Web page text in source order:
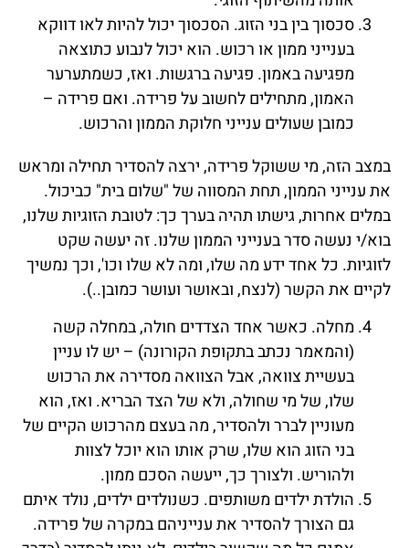
סכסוך בין בני הזוג. הסכסוך יכול להיות לאו דווקא
בענייני ממון או רכוש. הוא יכול לנבוע כתוצאה
מפגיעה באמון. פגיעה ברגשות. ואז, כשמתערער
האמון, מתחילים לחשוב על פרידה. ואם פרידה –
כמובן שעולים ענייני חלוקת הממון והרכוש.
במצב הזה, מי ששוקל פרידה, ירצה להסדיר תחילה ומראש
את ענייני הממון, תחת המסווה של "שלום בית" כביכול.
במלים אחרות, גישתו תהיה בערך כך: לטובת הזוגיות שלנו,
בוא/י נעשה סדר בענייני הממון שלנו. זה יעשה שקט
לזוגיות. כל אחד ידע מה שלו, ומה לא שלו וכו', וכך נמשיך
לקיים את הקשר (לנצח, ובאושר ועושר כמובן..).
מחלה. כאשר אחד הצדדים חולה, במחלה קשה
(והמאמר נכתב בתקופת הקורונה) – יש לו עניין
בעשיית צוואה, אבל הצוואה מסדירה את הרכוש
שלו, של מי שחולה, ולא של הצד הבריא. ואז, הוא
מעוניין לברר ולהסדיר, מה בעצם מהרכוש הקיים של
בני הזוג הוא שלו, שרק אותו הוא יוכל לצוות
ולהוריש. ולצורך כך, ייעשה הסכם ממון.
הולדת ילדים משותפים. כשנולדים ילדים, נולד איתם
גם הצורך להסדיר את ענייניהם במקרה של פרידה.